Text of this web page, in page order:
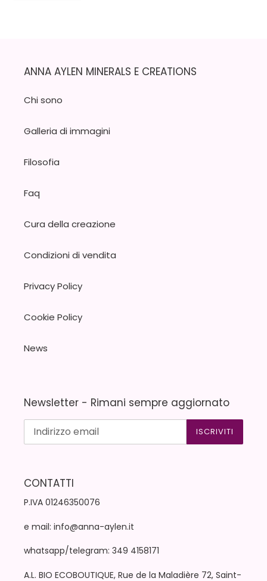
ANNA AYLEN MINERALS E CREATIONS
Chi sono
Galleria di immagini
Filosofia
Faq
Cura della creazione
Condizioni di vendita
Privacy Policy
Cookie Policy
News
Newsletter - Rimani sempre aggiornato
ISCRIVITI
CONTATTI
P.IVA 01246350076
e mail: info@anna-aylen.it
whatsapp/telegram: 349 4158171
A.L. BIO ECOBOUTIQUE, Rue de la Maladière 72, Saint-